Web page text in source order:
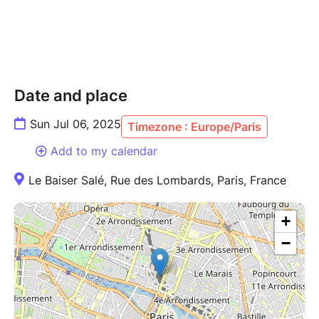
The Ghost-Note project is the brainchild of multi-
Grammy Award-winning artists Robert Sput Searight
and Nate Werth, known the world over for their stints
of music, their project takes listeners on a
breathtaking journey through a bewitching groove,
the kind that grabs you and invites you to sway
irresistibly, inspired by influences from James Brown,
J Dilla and the Beastie Boys, to West African, Afro-
Cuban and Brazilian folk samba rhythms.
Date and place
Sun Jul 06, 2025 Timezone : Europe/Paris
Add to my calendar
Le Baiser Salé, Rue des Lombards, Paris, France
+
−